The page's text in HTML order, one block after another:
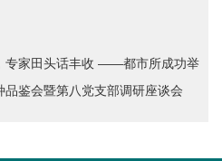
专家田头话丰收 ——都市所成功举
品鉴会暨第八党支部调研座谈会